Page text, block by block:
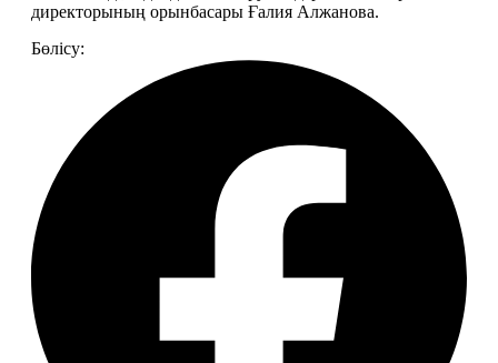
директорының орынбасары Ғалия Алжанова.
Бөлісу: